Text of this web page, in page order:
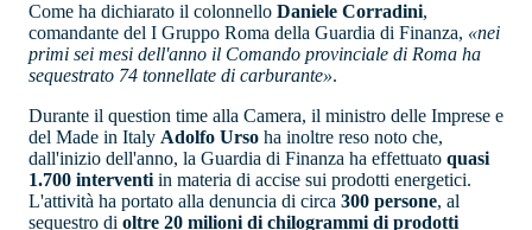
Come ha dichiarato il colonnello Daniele Corradini,
comandante del I Gruppo Roma della Guardia di Finanza, «nei
primi sei mesi dell'anno il Comando provinciale di Roma ha
sequestrato 74 tonnellate di carburante».
Durante il question time alla Camera, il ministro delle Imprese e
del Made in Italy Adolfo Urso ha inoltre reso noto che,
dall'inizio dell'anno, la Guardia di Finanza ha effettuato quasi
1.700 interventi in materia di accise sui prodotti energetici.
L'attività ha portato alla denuncia di circa 300 persone, al
sequestro di oltre 20 milioni di chilogrammi di prodotti